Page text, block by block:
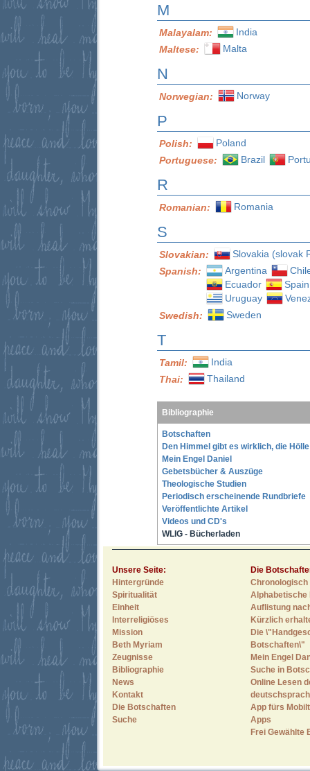
M
Malayalam:
India
Maltese:
Malta
N
Norwegian: Norway
P
Polish:
Poland
Portuguese:
Brazil
R
Romanian: Romania
S
Slovakian:
Slovakia (slovak
Spanish:
Argentina
Ecuador
Spain
Uruguay
Swedish:
Sweden
T
Tamil:
India
Thai:
Thailand
Bibliographie
Botschaften
Den Himmel gibt es wirklich, die
Mein Engel Daniel
Gebetsbücher & Auszüge
Theologische Studien
Periodisch erscheinende Rundbriefe
Veröffentlichte Artikel
Videos und CD's
WLIG - Bücherladen
Unsere Seite:
Hintergründe
Spiritualität
Einheit
Interreligiöses
Mission
Beth Myriam
Zeugnisse
Bibliographie
News
Kontakt
Die Botschaften
Suche
Die
Alphabetische
Auflistung
Kürzlich
Die
Botschaften\"
Mein Engel
Suche in
Online Lesen
App fürs
Apps
Frei Gewählte